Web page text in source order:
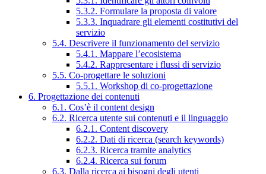
5.3.2. Formulare la proposta di valore
5.3.3. Inquadrare gli elementi costitutivi del
servizio
5.4. Descrivere il funzionamento del servizio
5.4.1. Mappare l’ecosistema
5.4.2. Rappresentare i flussi di servizio
5.5. Co-progettare le soluzioni
5.5.1. Workshop di co-progettazione
6. Progettazione dei contenuti
6.1. Cos’è il content design
6.2. Ricerca utente sui contenuti e il linguaggio
6.2.1. Content discovery
6.2.2. Dati di ricerca (search keywords)
6.2.3. Ricerca tramite analytics
6.2.4. Ricerca sui forum
6.3. Dalla ricerca ai bisogni degli utenti